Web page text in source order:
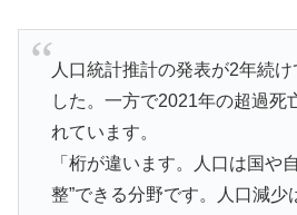
人口統計推計の発表が2年続
した。一方で2021年の超過死
れています。
「桁が違います。人口は国や
整”できる分野です。人口減少